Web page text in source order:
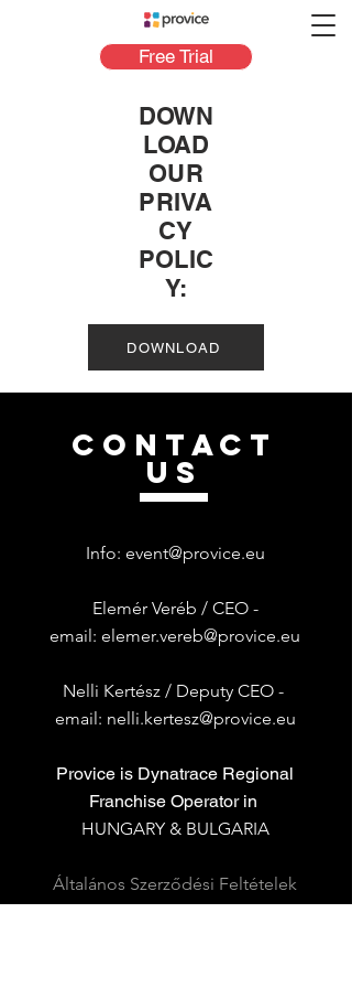
Free Trial
DOWN
LOAD
OUR
PRIVA
CY
POLIC
Y:
DOWNLOAD
CONTACT
US
Info: event@provice.eu
Elemér Veréb / CEO -
email: elemer.vereb@provice.eu
Nelli Kertész / Deputy CEO -
email: nelli.kertesz@provice.eu
Provice is Dynatrace Regional
Franchise Operator in
HUNGARY & BULGARIA
Általános Szerződési Feltételek
| Adatkezelési Tájékoztató